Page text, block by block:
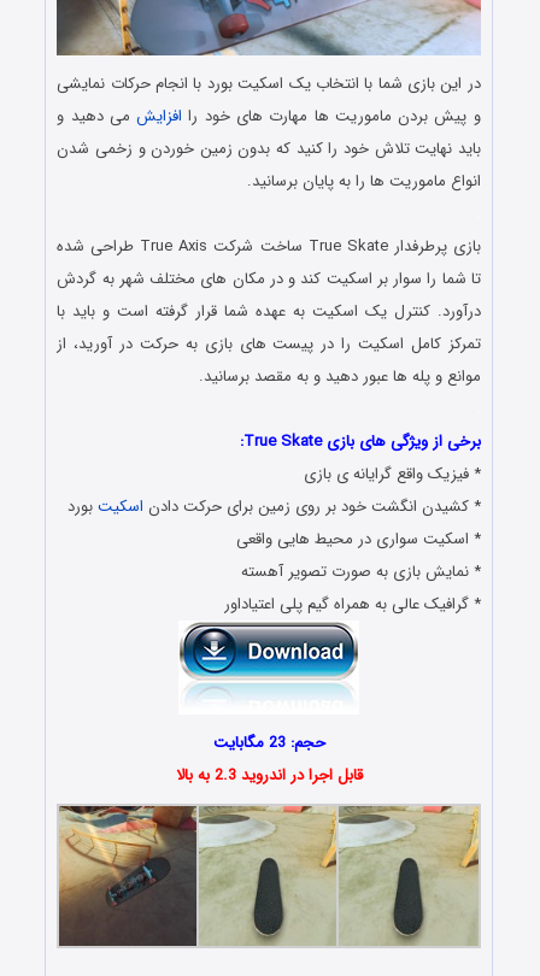
در این بازی شما با انتخاب یک اسکیت بورد با انجام حرکات نمایشی
و پیش بردن ماموریت ها مهارت های خود را افزایشمی دهید و
باید نهایت تلاش خود را کنید که بدون زمین خوردن و زخمی شدن
انواع ماموریت ها را به پایان برسانید.
بازی پرطرفدار True Skate ساخت شرکت True Axis طراحی شده
تا شما را سوار بر اسکیت کند و در مکان های مختلف شهر به گردش
درآورد. کنترل یک اسکیت به عهده شما قرار گرفته است و باید با
تمرکز کامل اسکیت را در پیست های بازی به حرکت در آورید، از
موانع و پله ها عبور دهید و به مقصد برسانید.
برخی از ویژگی های بازی True Skate:
* فیزیک واقع گرایانه ی بازی
* کشیدن انگشت خود بر روی زمین برای حرکت دادن اسکیتبورد
* اسکیت سواری در محیط هایی واقعی
* نمایش بازی به صورت تصویر آهسته
* گرافیک عالی به همراه گیم پلی اعتیاداور
حجم: 23 مگابایت
قابل اجرا در اندروید 2.3 به بالا